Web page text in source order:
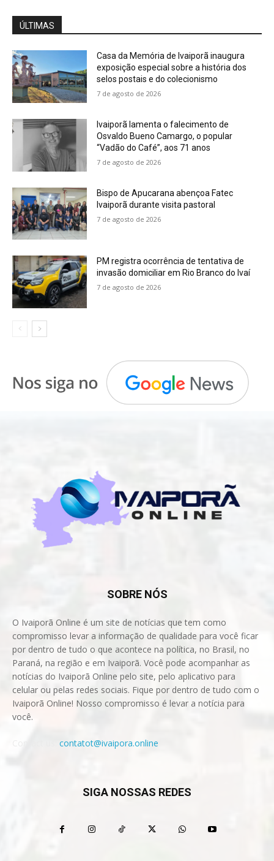
ÚLTIMAS
Casa da Memória de Ivaiporã inaugura
exposição especial sobre a história dos
selos postais e do colecionismo
7 de agosto de 2026
Ivaiporã lamenta o falecimento de
Osvaldo Bueno Camargo, o popular
“Vadão do Café”, aos 71 anos
7 de agosto de 2026
Bispo de Apucarana abençoa Fatec
Ivaiporã durante visita pastoral
7 de agosto de 2026
PM registra ocorrência de tentativa de
invasão domiciliar em Rio Branco do Ivaí
7 de agosto de 2026
SOBRE NÓS
O Ivaiporã Online é um site de notícias que tem como
compromisso levar a informação de qualidade para você ficar
por dentro de tudo o que acontece na política, no Brasil, no
Paraná, na região e em Ivaiporã. Você pode acompanhar as
notícias do Ivaiporã Online pelo site, pelo aplicativo para
celular ou pelas redes sociais. Fique por dentro de tudo com o
Ivaiporã Online! Nosso compromisso é levar a notícia para
você.
contatot@ivaipora.online
SIGA NOSSAS REDES